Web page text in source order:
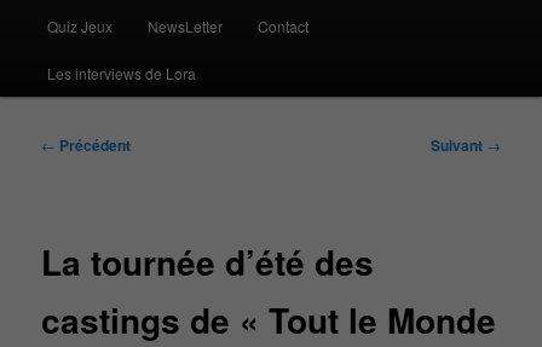
Quiz Jeux NewsLetter Contact
Les interviews de Lora
Navigation
← Précédent Suivant →
La tournée d’été des
castings de « Tout le Monde